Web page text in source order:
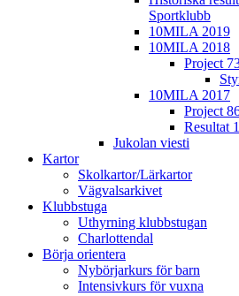
Sportklubb
10MILA 2019
10MILA 2018
Project
10MILA 2017
Project
Resultat
Jukolan viesti
Kartor
Skolkartor/Lärkartor
Vägvalsarkivet
Klubbstuga
Uthyrning klubbstugan
Charlottendal
Börja orientera
Nybörjarkurs för barn
Intensivkurs för vuxna